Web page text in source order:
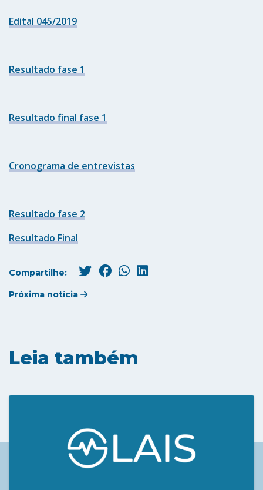
Edital 045/2019
Resultado fase 1
Resultado final fase 1
Cronograma de entrevistas
Resultado fase 2
Resultado Final
Compartilhe:
Próxima notícia
Leia também